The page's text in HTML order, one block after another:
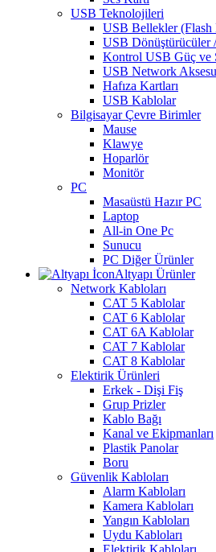
USB Teknolojileri
USB Bellekler (Flash
USB Dönüştürücüler
Kontrol USB Güç ve
USB Network
Hafıza Kartları
USB Kablolar
Bilgisayar Çevre Birimler
Mause
Klawye
Hoparlör
Monitör
PC
Masaüstü Hazır PC
Laptop
All-in One Pc
Sunucu
PC Diğer Ürünler
Altyapı Ürünler
Network Kabloları
CAT 5 Kablolar
CAT 6 Kablolar
CAT 6A Kablolar
CAT 7 Kablolar
CAT 8 Kablolar
Elektirik Ürünleri
Erkek - Dişi Fiş
Grup Prizler
Kablo Bağı
Kanal ve Ekipmanları
Plastik Panolar
Boru
Güvenlik Kabloları
Alarm Kabloları
Kamera Kabloları
Yangın Kabloları
Uydu Kabloları
Elektirik Kabloları